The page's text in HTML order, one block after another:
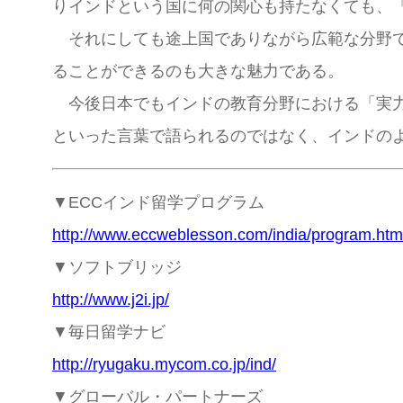
りインドという国に何の関心も持たなくても
それにしても途上国でありながら広範な分野
ることができるのも大きな魅力である。
今後日本でもインドの教育分野における「実
といった言葉で語られるのではなく、インド
▼ECCインド留学プログラム
http://www.eccweblesson.com/india/
▼ソフトブリッジ
http://www.j2i.jp/
▼毎日留学ナビ
http://ryugaku.mycom.co.jp/ind/
▼グローバル・パートナーズ